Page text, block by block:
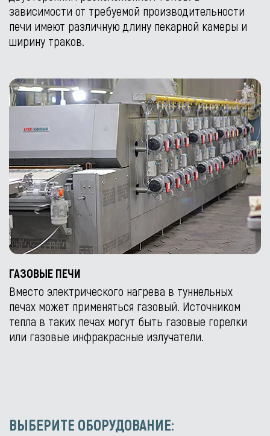
зависимости от требуемой производительности
печи имеют различную длину пекарной камеры и
ширину траков.
ГАЗОВЫЕ ПЕЧИ
Вместо электрического нагрева в туннельных
печах может применяться газовый. Источником
тепла в таких печах могут быть газовые горелки
или газовые инфракрасные излучатели.
ВЫБЕРИТЕ ОБОРУДОВАНИЕ: